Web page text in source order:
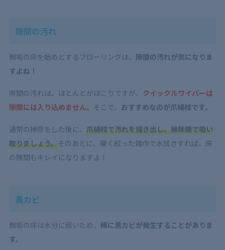
隙間の汚れ
無垢の床を始めとするフローリングは、 隙間の汚れが気になりま
すよね！
隙間の汚れは、ほとんどがほこりですが、 クイックルワイパーは
隙間には入り込めません。 そこで、 おすすめなのが爪楊枝です。
通常の掃除をした後に、 爪楊枝で汚れを掻き出し、掃除機で吸い
取りましょう。そのあとに、硬く絞った雑巾で水拭きすれば、床
の隙間もキレイになりますよ！
黒カビ
無垢の床は水分に弱いため、 稀に黒カビが発生することがありま
す。